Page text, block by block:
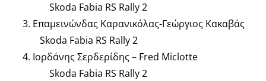
Skoda Fabia RS Rally 2
Επαμεινώνδας Καρανικόλας-Γεώργιος Κακαβάς
Skoda Fabia RS Rally 2
Ιορδάνης Σερδερίδης – Fred Miclotte
Skoda Fabia RS Rally 2